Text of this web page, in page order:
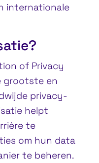
internationale
of Privacy
grootste en
privacy-
helpt
te
om hun data
te beheren.